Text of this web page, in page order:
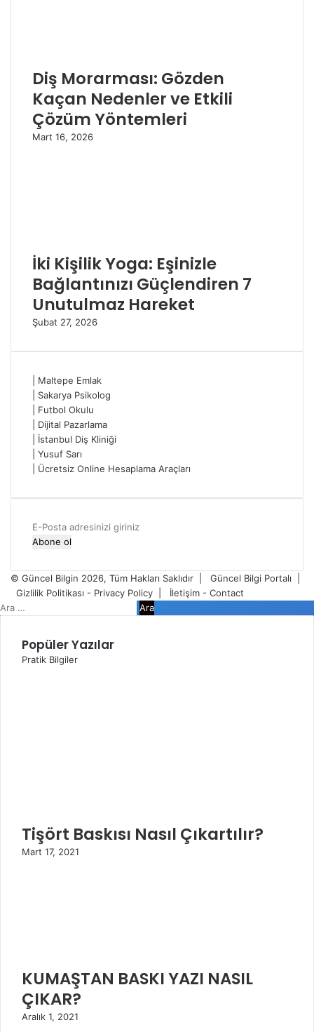
Diş Morarması: Gözden
Kaçan Nedenler ve Etkili
Çözüm Yöntemleri
Mart 16, 2026
İki Kişilik Yoga: Eşinizle
Bağlantınızı Güçlendiren 7
Unutulmaz Hareket
Şubat 27, 2026
Maltepe Emlak
Sakarya Psikolog
Futbol Okulu
Dijital Pazarlama
İstanbul Diş Kliniği
Yusuf Sarı
Ücretsiz Online Hesaplama Araçları
E-
Posta
giriniz
© Güncel Bilgin 2026, Tüm Hakları Saklıdır | Güncel Bilgi Portalı
Gizlilik Politikası - Privacy Policy
İletişim - Contact
Facebook
Twitter
WhatsApp
Telegram
Viber
Kapalı
Arama:
Popüler Yazılar
Pratik Bilgiler
Tişört Baskısı Nasıl Çıkartılır?
Mart 17, 2021
KUMAŞTAN BASKI YAZI NASIL
ÇIKAR?
Aralık 1, 2021